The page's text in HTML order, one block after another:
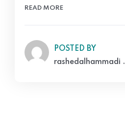
READ MORE
POSTED BY
rashedalhammadi .